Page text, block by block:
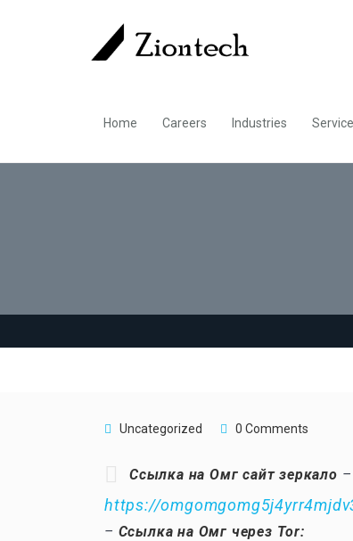
Home Careers Industries
Uncategorized 0 Comments
Ссылка на Омг сайт зеркало –
https://
– Ссылка на Омг через Tor: